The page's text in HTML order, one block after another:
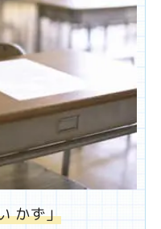
かず」